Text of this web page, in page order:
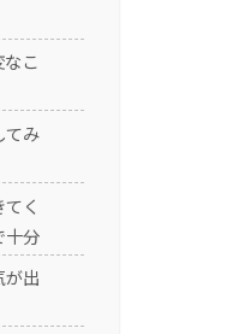
こ
てみ
く
十分
が出